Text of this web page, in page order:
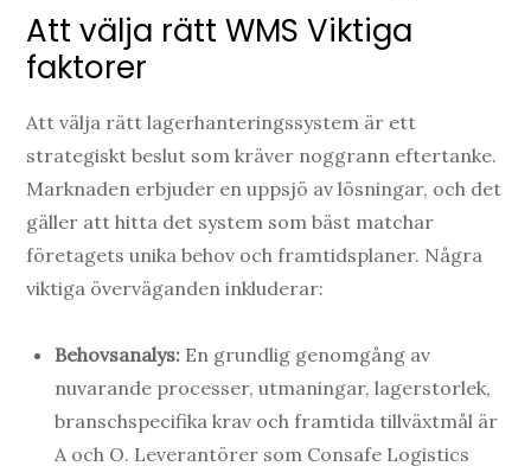
Att välja rätt WMS Viktiga
faktorer
Att välja rätt lagerhanteringssystem är ett
strategiskt beslut som kräver noggrann eftertanke.
Marknaden erbjuder en uppsjö av lösningar, och det
gäller att hitta det system som bäst matchar
företagets unika behov och framtidsplaner. Några
viktiga överväganden inkluderar:
Behovsanalys: En grundlig genomgång av
nuvarande processer, utmaningar, lagerstorlek,
branschspecifika krav och framtida tillväxtmål är
A och O. Leverantörer som Consafe Logistics